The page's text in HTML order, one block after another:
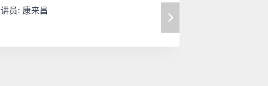
讲员: 康来昌